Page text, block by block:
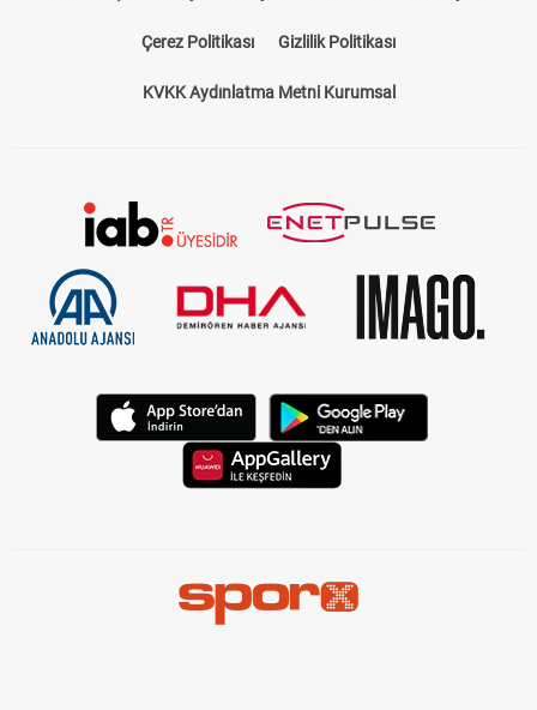
Çerez Politikası Gizlilik Politikası
KVKK Aydınlatma Metni Kurumsal